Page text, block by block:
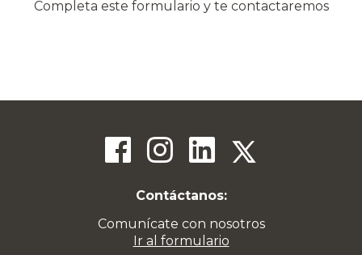
Completa este formulario y te contactaremos
Contáctanos:
Comunícate con nosotros
Ir al formulario